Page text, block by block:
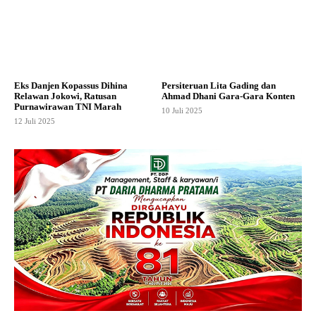
Eks Danjen Kopassus Dihina
Relawan Jokowi, Ratusan
Purnawirawan TNI Marah
12 Juli 2025
Persiteruan Lita Gading dan
Ahmad Dhani Gara-Gara Konten
10 Juli 2025